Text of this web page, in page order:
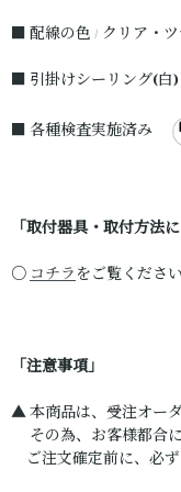
■ 配線の色 / クリア・
■ 引掛けシーリング(
■ 各種検査実施済み
「取付器具・取付方法に
○ コチラ をご覧ください
「注意事項」
▲ 本商品は、受注オーダ
その為、お客様都合
ご注文確定前に、必ず